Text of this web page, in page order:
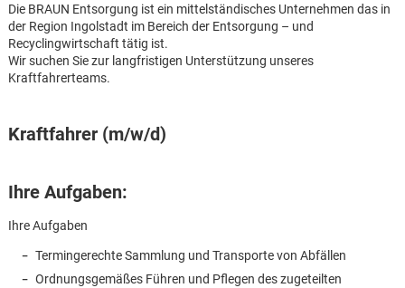
Die BRAUN Entsorgung ist ein mittelständisches Unternehmen das in
der Region Ingolstadt im Bereich der Entsorgung – und
Recyclingwirtschaft tätig ist.
Wir suchen Sie zur langfristigen Unterstützung unseres
Kraftfahrerteams.
Kraftfahrer (m/w/d)
Ihre Aufgaben:
Ihre Aufgaben
Termingerechte Sammlung und Transporte von Abfällen
Ordnungsgemäßes Führen und Pflegen des zugeteilten